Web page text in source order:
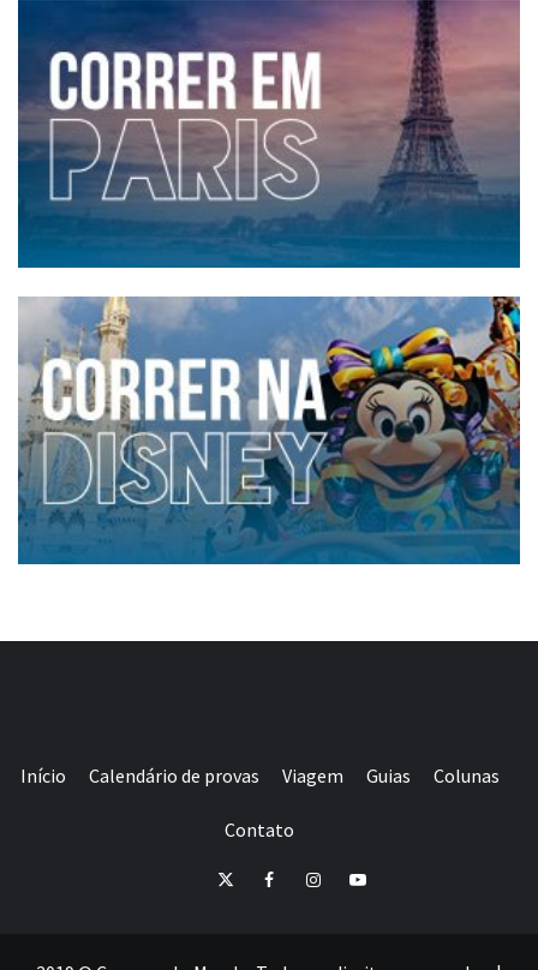
Início Calendário de provas Viagem Guias Colunas
Contato
TwitterFacebookInstagramYoutube